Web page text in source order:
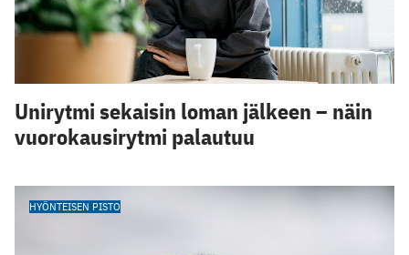
Unirytmi sekaisin loman jälkeen – näin
vuorokausirytmi palautuu
HYÖNTEISEN PISTO